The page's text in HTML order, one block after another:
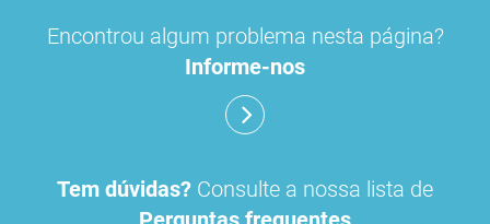
Encontrou algum problema nesta página?
Informe-nos
Tem dúvidas? Consulte a nossa lista de